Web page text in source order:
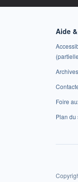
Aide
Archives
Foire
Plan du